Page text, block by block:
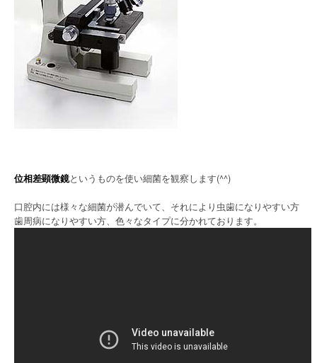
位相差顕微鏡というものを使い細菌を観察します(^^)
口腔内には様々な細菌が潜んでいて、それにより虫歯になりやすい方
歯周病になりやすい方、色々なタイプに分かれております。